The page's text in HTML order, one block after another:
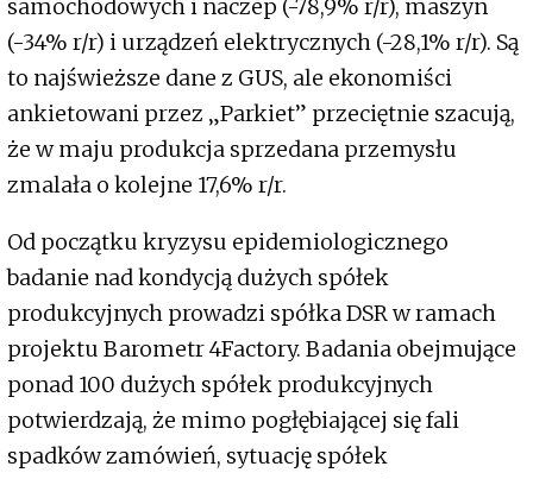
samochodowych i naczep (-78,9% r/r), maszyn
(-34% r/r) i urządzeń elektrycznych (-28,1% r/r). Są
to najświeższe dane z GUS, ale ekonomiści
ankietowani przez „Parkiet” przeciętnie szacują,
że w maju produkcja sprzedana przemysłu
zmalała o kolejne 17,6% r/r.
Od początku kryzysu epidemiologicznego
badanie nad kondycją dużych spółek
produkcyjnych prowadzi spółka DSR w ramach
projektu Barometr 4Factory. Badania obejmujące
ponad 100 dużych spółek produkcyjnych
potwierdzają, że mimo pogłębiającej się fali
spadków zamówień, sytuację spółek